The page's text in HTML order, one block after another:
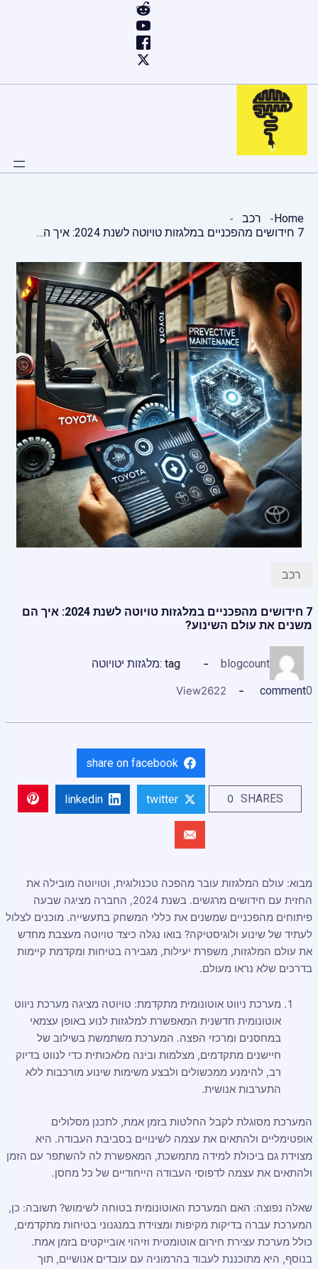
Home
רכב
7 חידושים מהפכניים במלגזות טויוטה לשנת 2024: איך הם משנים את עולם השינוע?
רכב
7 חידושים מהפכניים במלגזות טויוטה לשנת 2024: איך הם
משנים את עולם השינוע?
blogcount
tag : מלגזות יטויוטה
0
comment
2622
View
0 SHARES
share on facebook
twitter
linkedin
מבוא: עולם המלגזות עובר מהפכה טכנולוגית, וטויוטה מובילה את
החזית עם חידושים מרגשים. בשנת 2024, החברה מציגה שבעה
פיתוחים מהפכניים שמשנים את כללי המשחק בתעשייה. מוכנים לצלול
לעתיד של שינוע ולוגיסטיקה? בואו נגלה כיצד טויוטה מעצבת מחדש
את עולם המלגזות, משפרת יעילות, מגבירה בטיחות ומקדמת קיימות
בדרכים שלא נראו מעולם.
מערכת ניווט אוטונומית מתקדמת: טויוטה מציגה מערכת ניווט
אוטונומית חדשנית המאפשרת למלגזות לנוע באופן עצמאי
במחסנים ומרכזי הפצה. המערכת משתמשת בשילוב של
חיישנים מתקדמים, מצלמות ובינה מלאכותית כדי לנווט בדיוק
רב, להימנע ממכשולים ולבצע משימות שינוע מורכבות ללא
התערבות אנושית.
המערכת מסוגלת לקבל החלטות בזמן אמת, לתכנן מסלולים
אופטימליים ולהתאים את עצמה לשינויים בסביבת העבודה. היא
מצוידת גם ביכולת למידה מתמשכת, המאפשרת לה להשתפר עם הזמן
ולהתאים את עצמה לדפוסי העבודה הייחודיים של כל מחסן.
שאלה נפוצה: האם המערכת האוטונומית בטוחה לשימוש? תשובה: כן,
המערכת עברה בדיקות מקיפות ומצוידת במנגנוני בטיחות מתקדמים,
כולל מערכת עצירת חירום אוטומטית וזיהוי אובייקטים בזמן אמת.
בנוסף, היא מתוכננת לעבוד בהרמוניה עם עובדים אנושיים, תוך